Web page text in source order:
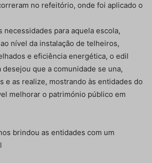
no refeitório, onde foi aplicado o
necessidades para aquela escola,
nível da instalação de telheiros,
e eficiência energética, o edil
que a comunidade se una,
e as realize, mostrando às entidades do
melhorar o património público em
brindou as entidades com um